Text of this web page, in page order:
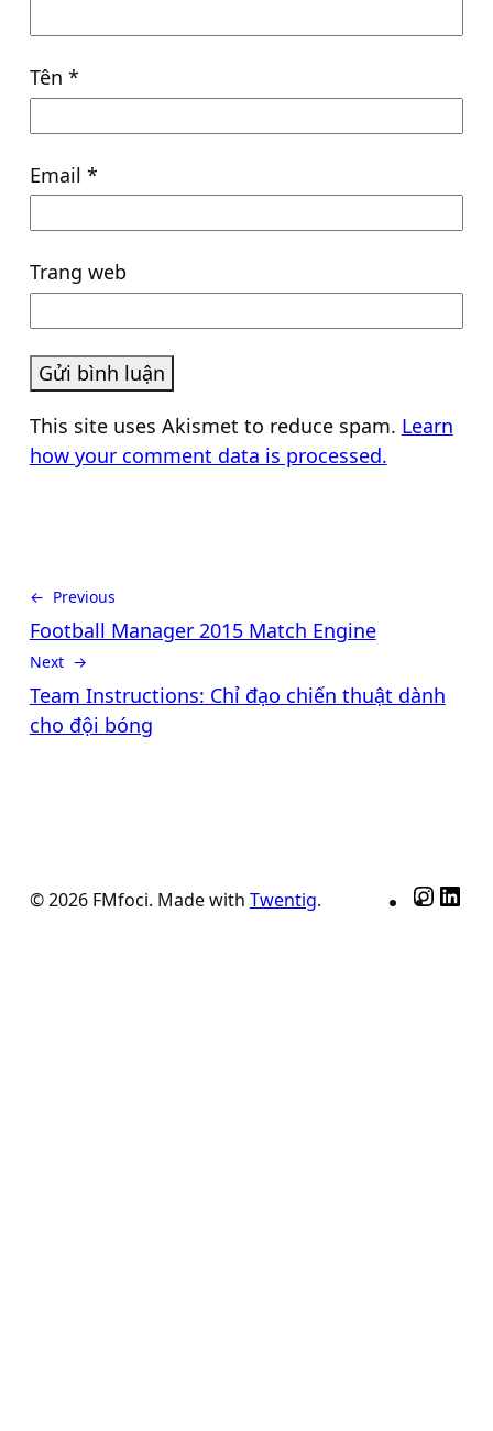
Tên *
Email *
Trang web
This site uses Akismet to reduce spam. Learn
how your comment data is processed.
← Previous
Football Manager 2015 Match Engine
Next →
Team Instructions: Chỉ đạo chiến thuật dành
cho đội bóng
© 2026 FMfoci. Made with Twentig.